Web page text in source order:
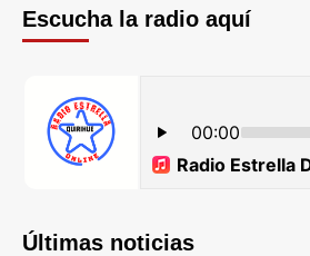
Escucha la radio aquí
Últimas noticias